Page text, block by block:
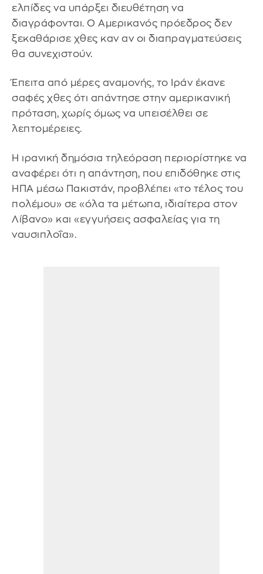
ελπίδες να υπάρξει διευθέτηση να
διαγράφονται. Ο Αμερικανός πρόεδρος δεν
ξεκαθάρισε χθες καν αν οι διαπραγματεύσεις
θα συνεχιστούν.
Έπειτα από μέρες αναμονής, το Ιράν έκανε
σαφές χθες ότι απάντησε στην αμερικανική
πρόταση, χωρίς όμως να υπεισέλθει σε
λεπτομέρειες.
Η ιρανική δημόσια τηλεόραση περιορίστηκε να
αναφέρει ότι η απάντηση, που επιδόθηκε στις
ΗΠΑ μέσω Πακιστάν, προβλέπει «το τέλος του
πολέμου» σε «όλα τα μέτωπα, ιδιαίτερα στον
Λίβανο» και «εγγυήσεις ασφαλείας για τη
ναυσιπλοΐα».